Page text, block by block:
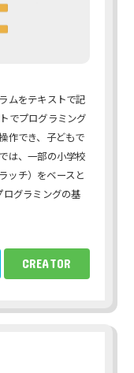
ムをテキストで記
でプログラミング
作でき、子どもで
は、一部の小学校
ッチ）をベースと
ログラミングの基
CREATOR